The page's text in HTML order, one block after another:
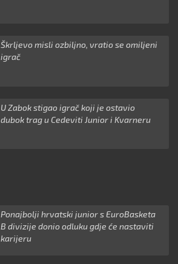
Škrljevo misli ozbiljno, vratio se omiljeni
igrač
U Zabok stigao igrač koji je ostavio
dubok trag u Cedeviti Junior i Kvarneru
Ponajbolji hrvatski junior s EuroBasketa
B divizije donio odluku gdje će nastaviti
karijeru